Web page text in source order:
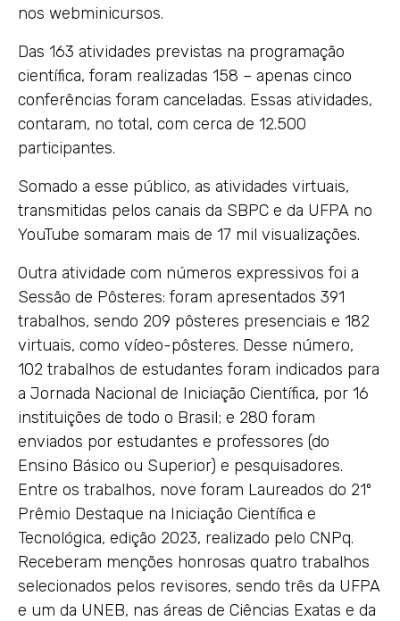
nos webminicursos.
Das 163 atividades previstas na programação
científica, foram realizadas 158 – apenas cinco
conferências foram canceladas. Essas atividades,
contaram, no total, com cerca de 12.500
participantes.
Somado a esse público, as atividades virtuais,
transmitidas pelos canais da SBPC e da UFPA no
YouTube somaram mais de 17 mil visualizações.
Outra atividade com números expressivos foi a
Sessão de Pôsteres: foram apresentados 391
trabalhos, sendo 209 pôsteres presenciais e 182
virtuais, como vídeo-pôsteres. Desse número,
102 trabalhos de estudantes foram indicados para
a Jornada Nacional de Iniciação Científica, por 16
instituições de todo o Brasil; e 280 foram
enviados por estudantes e professores (do
Ensino Básico ou Superior) e pesquisadores.
Entre os trabalhos, nove foram Laureados do 21º
Prêmio Destaque na Iniciação Científica e
Tecnológica, edição 2023, realizado pelo CNPq.
Receberam menções honrosas quatro trabalhos
selecionados pelos revisores, sendo três da UFPA
e um da UNEB, nas áreas de Ciências Exatas e da